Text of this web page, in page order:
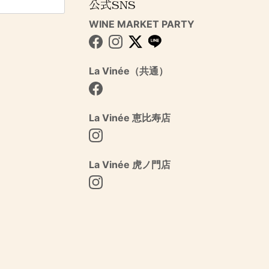
公式SNS
WINE MARKET PARTY
Facebook
Instagram
Twitter
La Vinée（共通）
Facebook
La Vinée 恵比寿店
Instagram
La Vinée 虎ノ門店
Instagram